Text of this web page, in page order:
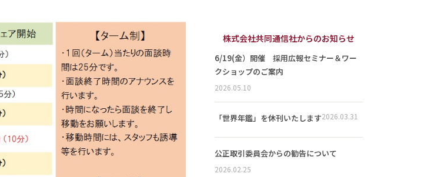
株式会社共同通信社からのお知らせ
6/19(金）開催 採用広報セミナー＆ワー
クショップのご案内
2026.05.10
「世界年鑑」を休刊いたします2026.03.31
公正取引委員会からの勧告について
2026.02.25